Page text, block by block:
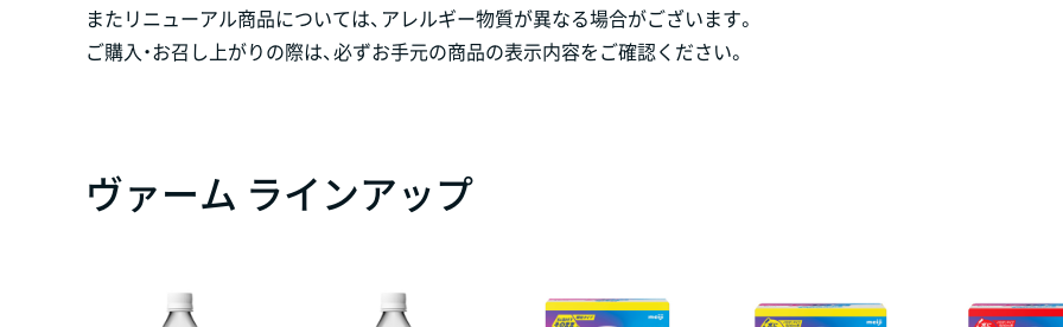
またリニューアル商品については、アレルギー物質が異なる場合がございます。
ご購入・お召し上がりの際は、必ずお手元の商品の表示内容をご確認ください。
ヴァーム ラインアップ